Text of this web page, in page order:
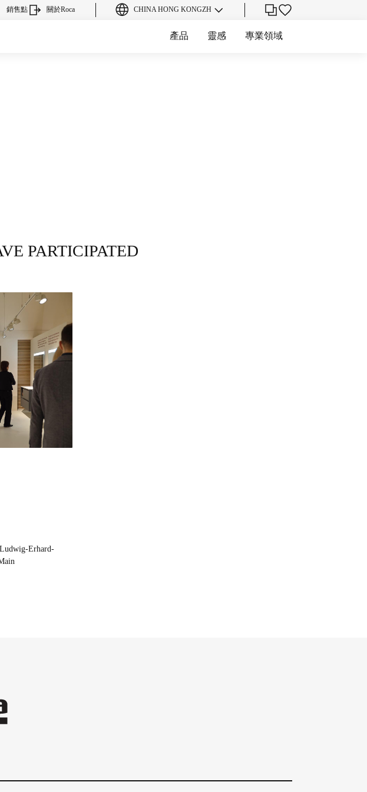
銷售點 關於Roca CHINA HONG KONGZH
產品 靈感 專業領域
PARTICIPATED
Erhard-